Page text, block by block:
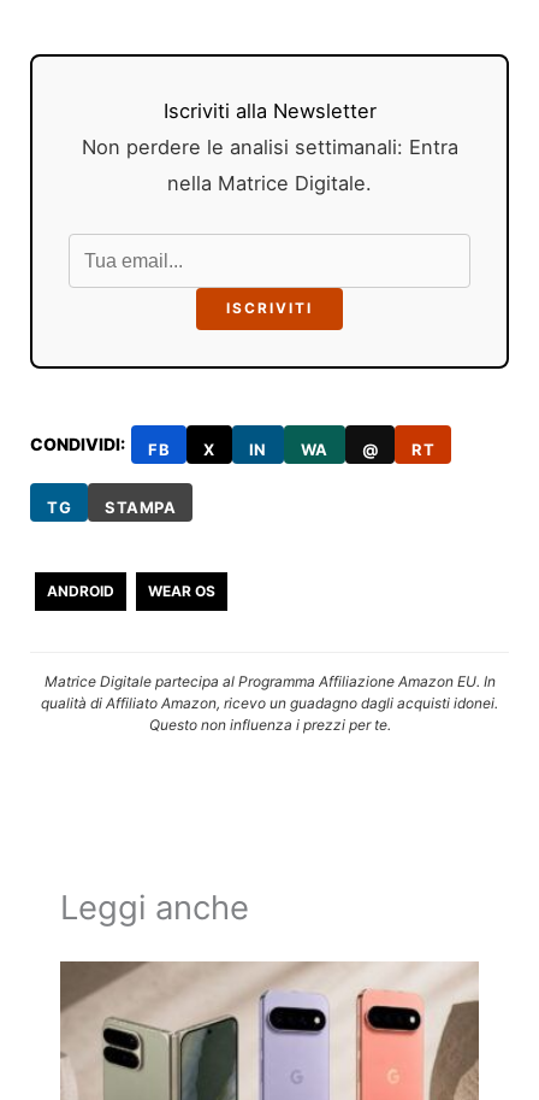
Iscriviti alla Newsletter
Non perdere le analisi settimanali: Entra
nella Matrice Digitale.
ISCRIVITI
CONDIVIDI: FB X IN WA @ RT
TG STAMPA
ANDROID WEAR OS
Matrice Digitale partecipa al Programma Affiliazione Amazon EU. In
qualità di Affiliato Amazon, ricevo un guadagno dagli acquisti idonei.
Questo non influenza i prezzi per te.
Leggi anche